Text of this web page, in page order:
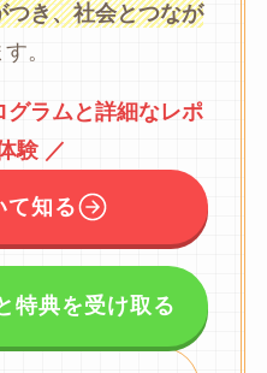
つき、社会とつなが
。
グラムと詳細なレポ
験 ／
て知る
特典を受け取る